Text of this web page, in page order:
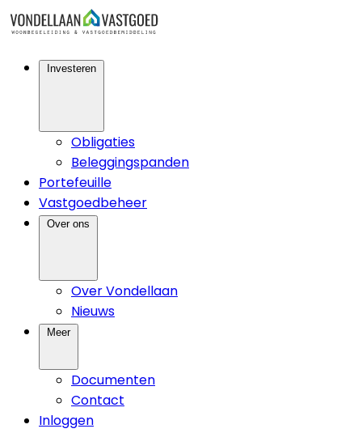
Obligaties
Beleggingspanden
Portefeuille
Vastgoedbeheer
Over Vondellaan
Nieuws
Meer
Documenten
Contact
Inloggen